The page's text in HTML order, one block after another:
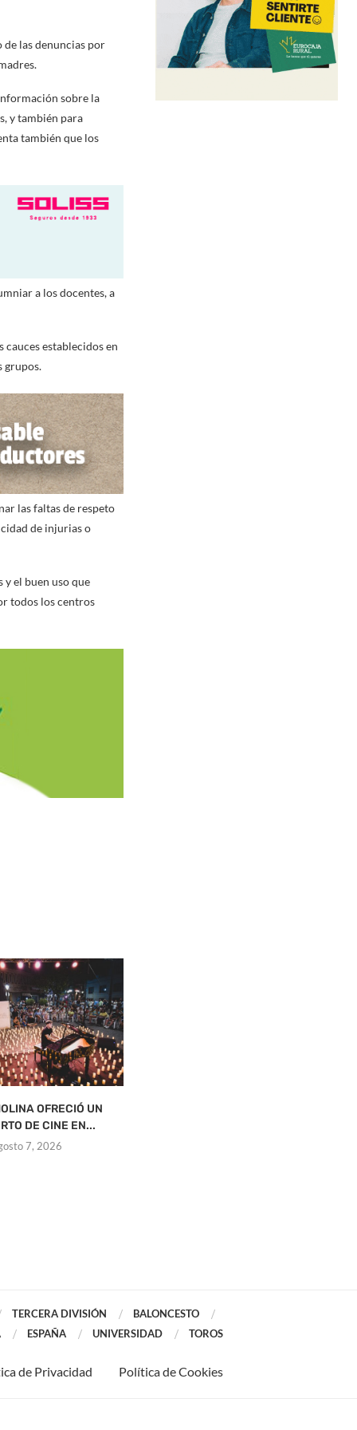
las denuncias por
sobre la
y también para
también que los
a los docentes, a
establecidos en
grupos.
las faltas de respeto
de injurias o
el buen uso que
todos los centros
OFRECIÓ UN
DE CINE EN...
7, 2026
TERCERA DIVISIÓN
BALONCESTO
ESPAÑA UNIVERSIDAD TOROS
de Privacidad Política de Cookies